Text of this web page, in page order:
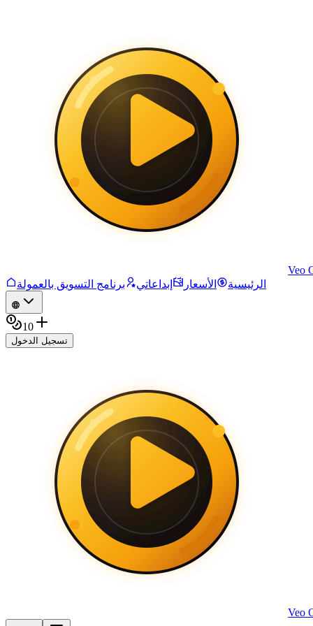
Veo
الرئيسية
الأسعار إبداعاتي برنامج التسويق بالعمولة
10
تسجيل الدخول
Veo